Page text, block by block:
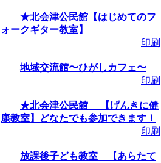
★北会津公民館【はじめてのフ
ォークギター教室】
印刷
地域交流館〜ひがしカフェ〜
印刷
★北会津公民館 【げんきに健
康教室】どなたでも参加できます！
印刷
放課後子ども教室 【あらたて